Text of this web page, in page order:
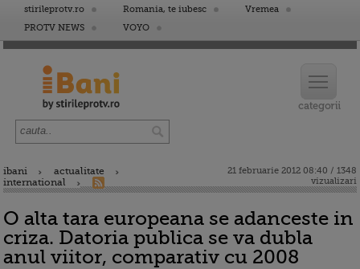
stirileprotv.ro Romania, te iubesc
Vremea
PROTV NEWS
VOYO
ibani
actualitate
international
21 februarie 2012 08:40 / 1348
vizualizari
O alta tara europeana se adanceste in
criza. Datoria publica se va dubla
anul viitor, comparativ cu 2008